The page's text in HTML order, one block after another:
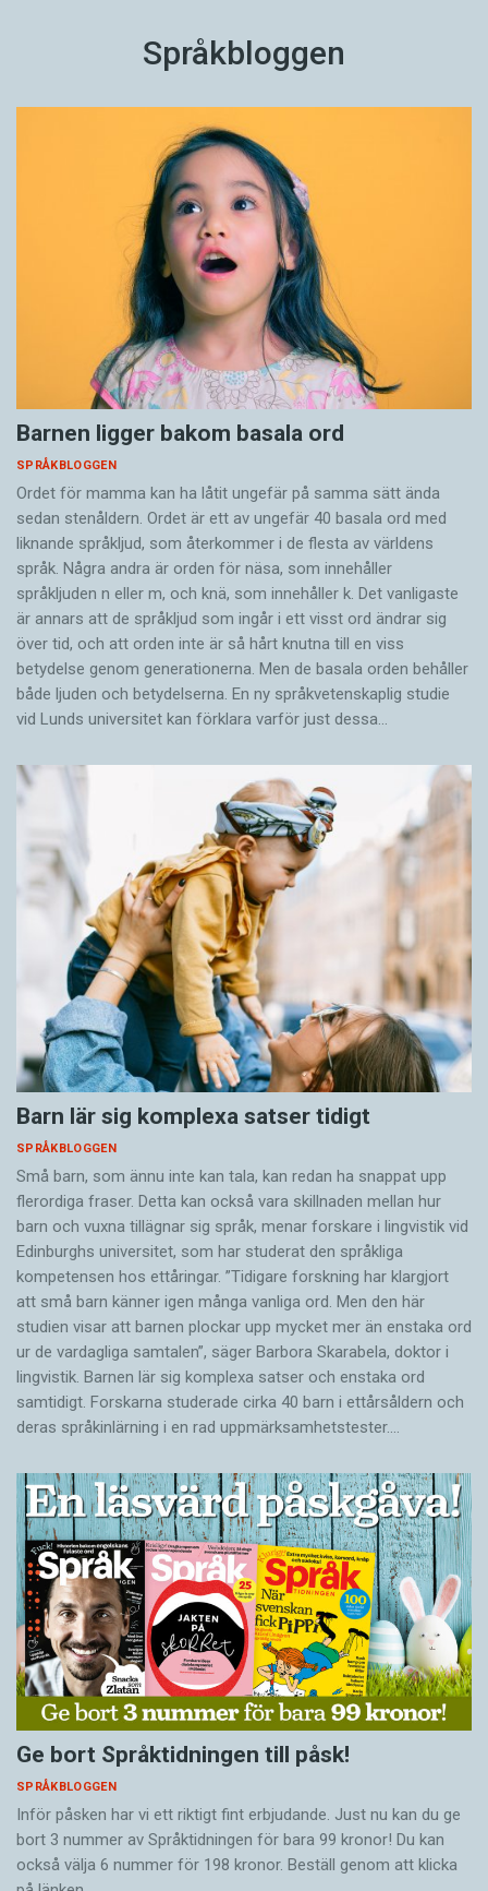
Språkbloggen
Barnen ligger bakom basala ord
SPRÅKBLOGGEN
Ordet för mamma kan ha låtit ungefär på samma sätt ända
sedan stenåldern. Ordet är ett av ungefär 40 basala ord med
liknande språkljud, som återkommer i de flesta av världens
språk. Några andra är orden för näsa, som innehåller
språkljuden n eller m, och knä, som innehåller k. Det vanligaste
är annars att de språkljud som ingår i ett visst ord ändrar sig
över tid, och att orden inte är så hårt knutna till en viss
betydelse genom generationerna. Men de basala orden behåller
både ljuden och betydelserna. En ny språkvetenskaplig studie
vid Lunds universitet kan förklara varför just dessa…
Barn lär sig komplexa satser tidigt
SPRÅKBLOGGEN
Små barn, som ännu inte kan tala, kan redan ha snappat upp
flerordiga fraser. Detta kan också vara skillnaden mellan hur
barn och vuxna tillägnar sig språk, menar forskare i lingvistik vid
Edinburghs universitet, som har studerat den språkliga
kompetensen hos ettåringar. ”Tidigare forskning har klargjort
att små barn känner igen många vanliga ord. Men den här
studien visar att barnen plockar upp mycket mer än enstaka ord
ur de vardagliga samtalen”, säger Barbora Skarabela, doktor i
lingvistik. Barnen lär sig komplexa satser och enstaka ord
samtidigt. Forskarna studerade cirka 40 barn i ettårsåldern och
deras språkinlärning i en rad uppmärksamhetstester.…
Ge bort Språktidningen till påsk!
SPRÅKBLOGGEN
Inför påsken har vi ett riktigt fint erbjudande. Just nu kan du ge
bort 3 nummer av Språktidningen för bara 99 kronor! Du kan
också välja 6 nummer för 198 kronor. Beställ genom att klicka